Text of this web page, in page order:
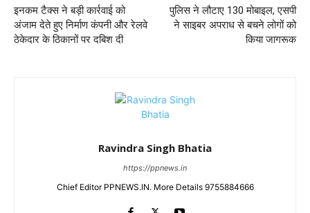
इनकम टैक्स ने बड़ी कार्रवाई को
अंजाम देते हुए निर्माण कंपनी और रेलवे
ठेकेदार के ठिकानों पर दबिश दी
पुलिस ने लौटाए 130 मोबाइल, एसपी
ने साइबर अपराध से बचने लोगों को
किया जागरूक
Ravindra Singh Bhatia
https://ppnews.in
Chief Editor PPNEWS.IN. More Details 9755884666